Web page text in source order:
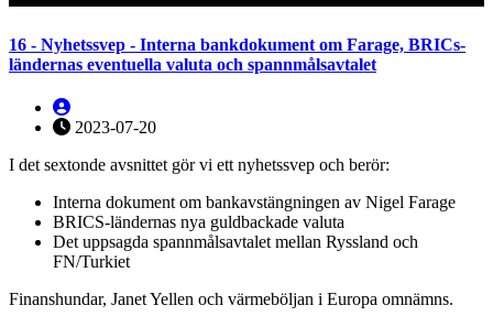
16 - Nyhetssvep - Interna bankdokument om Farage, BRICs-
ländernas eventuella valuta och spannmålsavtalet
2023-07-20
I det sextonde avsnittet gör vi ett nyhetssvep och berör:
Interna dokument om bankavstängningen av Nigel Farage
BRICS-ländernas nya guldbackade valuta
Det uppsagda spannmålsavtalet mellan Ryssland och
FN/Turkiet
Finanshundar, Janet Yellen och värmeböljan i Europa omnämns.